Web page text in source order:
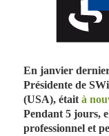
En janvier
Présidente de
(USA), était à
Pendant 5 jours,
professionnel et